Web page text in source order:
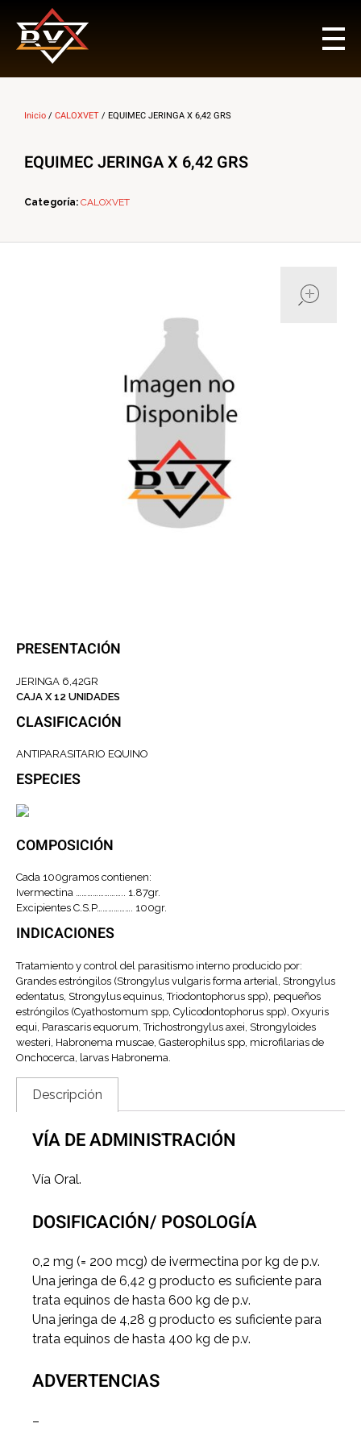
Multi Insumos DV
Inicio/ CALOXVET/ EQUIMEC JERINGA X 6,42 GRS
EQUIMEC JERINGA X 6,42 GRS
Categoría: CALOXVET
PRESENTACIÓN
JERINGA 6,42GR
CAJA X 12 UNIDADES
CLASIFICACIÓN
ANTIPARASITARIO EQUINO
ESPECIES
COMPOSICIÓN
Cada 100gramos contienen:
Ivermectina …………………….. 1.87gr.
Excipientes C.S.P………………. 100gr.
INDICACIONES
Tratamiento y control del parasitismo interno producido por:
Grandes estróngilos (Strongylus vulgaris forma arterial, Strongylus
edentatus, Strongylus equinus, Triodontophorus spp), pequeños
estróngilos (Cyathostomum spp, Cylicodontophorus spp), Oxyuris
equi, Parascaris equorum, Trichostrongylus axei, Strongyloides
westeri, Habronema muscae, Gasterophilus spp, micro­filarias de
Onchocerca, larvas Habronema.
Descripción
VÍA DE ADMINISTRACIÓN
Vía Oral.
DOSIFICACIÓN/ POSOLOGÍA
0,2 mg (= 200 mcg) de ivermectina por kg de p.v.
Una jeringa de 6,42 g producto es suficiente para
trata equinos de hasta 600 kg de p.v.
Una jeringa de 4,28 g producto es suficiente para
trata equinos de hasta 400 kg de p.v.
ADVERTENCIAS
–